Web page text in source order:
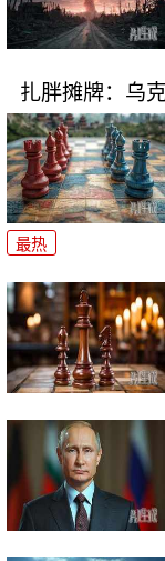
扎胖摊牌：乌
最热